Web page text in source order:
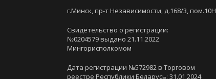
г.Минск, пр-т Независимости, д.168/3, пом.10Н
Свидетельство о регистрации:
№0204579 выдано 21.11.2022
Мингорисполкомом
Дата регистрации №572982 в Торговом
реестре Республики Беларусь: 31.01.2024